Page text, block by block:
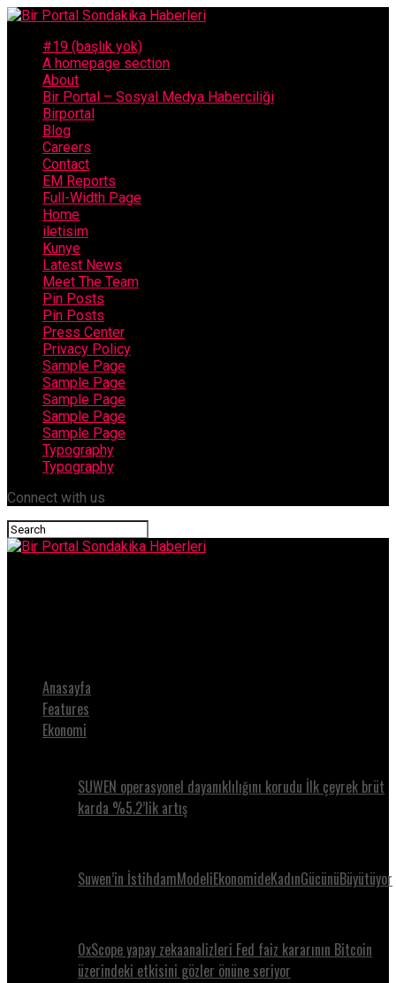
#19 (başlık yok)
A homepage section
About
Bir Portal – Sosyal Medya Haberciliği
Birportal
Blog
Careers
Contact
EM Reports
Full-Width Page
Home
iletisim
Kunye
Latest News
Meet The Team
Pin Posts
Pin Posts
Press Center
Privacy Policy
Sample Page
Sample Page
Sample Page
Sample Page
Sample Page
Typography
Typography
Connect with us
Anasayfa
Features
Ekonomi
SUWEN operasyonel dayanıklılığını korudu İlk çeyrek brüt
karda %5.2’lik artış
Suwen’in İstihdamModeliEkonomideKadınGücünüBüyütüyor
0xScope yapay zekaanalizleri Fed faiz kararının Bitcoin
üzerindeki etkisini gözler önüne seriyor